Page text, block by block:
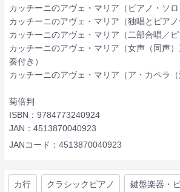
カッチーニのアヴェ・マリア（ピアノ・ソロ
カッチーニのアヴェ・マリア（独唱とピアノ
カッチーニのアヴェ・マリア（二部合唱／ピ
カッチーニのアヴェ・マリア（女声（同声
奏付き）
カッチーニのアヴェ・マリア（ア・カペラ（
菊倍判
ISBN：9784773240924
JAN：4513870040923
JANコード：4513870040923
カ行 クラシックピアノ 鍵盤楽器・